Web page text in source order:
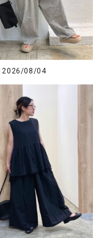
2026/08/04